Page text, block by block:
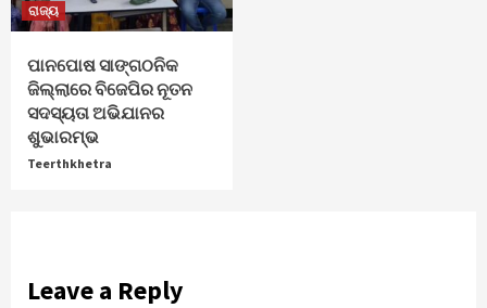
ରାଜ୍ୟ
ପାନପୋଷ ସାଙ୍ଗଠନିକ
ଜିଲ୍ଲାରେ ବିଜେପିର ନୂତନ
ସଦସ୍ୟତା ଅଭିଯାନର
ଶୁଭାରମ୍ଭ
Teerthkhetra
Leave a Reply